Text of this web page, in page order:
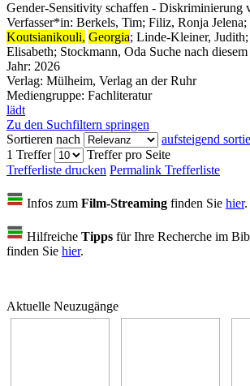
Gender-Sensitivity schaffen - Diskriminierung
Verfasser*in: Berkels, Tim; Filiz, Ronja Jelena;
Koutsianikouli, Georgia; Linde-Kleiner, Judith;
Elisabeth; Stockmann, Oda Suche nach
Jahr: 2026
Verlag: Mülheim, Verlag an der Ruhr
Mediengruppe: Fachliteratur
lädt
Zu den Suchfiltern springen
Sortieren nach
aufsteigend
1 Treffer
Treffer pro Seite
Trefferliste drucken Permalink Trefferliste
Infos zum Film-Streaming finden Sie hier.
Hilfreiche Tipps für Ihre Recherche im
finden Sie hier.
Aktuelle Neuzugänge